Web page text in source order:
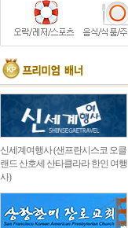
신세계여행사 (샌프란시스코 오클
랜드 산호세 산타클라라 한인 여행
사)